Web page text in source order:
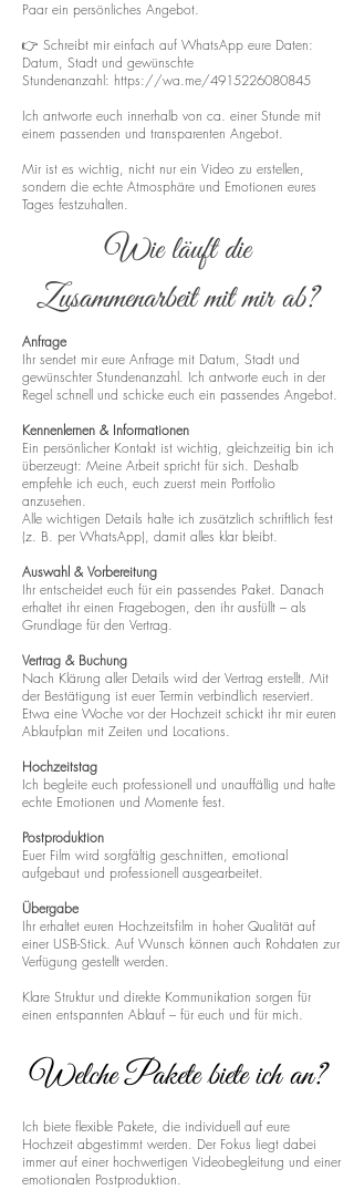
Paar ein persönliches Angebot.
👉 Schreibt mir einfach auf WhatsApp eure Daten:
Datum, Stadt und gewünschte
Stundenanzahl: https://wa.me/4915226080845
Ich antworte euch innerhalb von ca. einer Stunde mit
einem passenden und transparenten Angebot.
Mir ist es wichtig, nicht nur ein Video zu erstellen,
sondern die echte Atmosphäre und Emotionen eures
Tages festzuhalten.
Wie läuft die
Zusammenarbeit mit mir ab?
Anfrage
Ihr sendet mir eure Anfrage mit Datum, Stadt und
gewünschter Stundenanzahl. Ich antworte euch in der
Regel schnell und schicke euch ein passendes Angebot.
Kennenlernen & Informationen
Ein persönlicher Kontakt ist wichtig, gleichzeitig bin ich
überzeugt: Meine Arbeit spricht für sich. Deshalb
empfehle ich euch, euch zuerst mein Portfolio
anzusehen.
Alle wichtigen Details halte ich zusätzlich schriftlich fest
(z. B. per WhatsApp), damit alles klar bleibt.
Auswahl & Vorbereitung
Ihr entscheidet euch für ein passendes Paket. Danach
erhaltet ihr einen Fragebogen, den ihr ausfüllt – als
Grundlage für den Vertrag.
Vertrag & Buchung
Nach Klärung aller Details wird der Vertrag erstellt. Mit
der Bestätigung ist euer Termin verbindlich reserviert.
Etwa eine Woche vor der Hochzeit schickt ihr mir euren
Ablaufplan mit Zeiten und Locations.
Hochzeitstag
Ich begleite euch professionell und unauffällig und halte
echte Emotionen und Momente fest.
Postproduktion
Euer Film wird sorgfältig geschnitten, emotional
aufgebaut und professionell ausgearbeitet.
Übergabe
Ihr erhaltet euren Hochzeitsfilm in hoher Qualität auf
einer USB-Stick. Auf Wunsch können auch Rohdaten zur
Verfügung gestellt werden.
Klare Struktur und direkte Kommunikation sorgen für
einen entspannten Ablauf – für euch und für mich.
Welche Pakete biete ich an?
Ich biete flexible Pakete, die individuell auf eure
Hochzeit abgestimmt werden. Der Fokus liegt dabei
immer auf einer hochwertigen Videobegleitung und einer
emotionalen Postproduktion.